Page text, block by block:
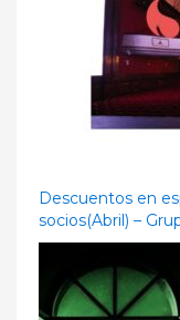
Descuentos en
socios(Abril) –